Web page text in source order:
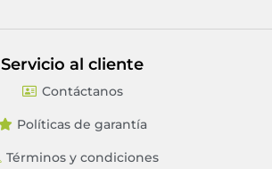
Servicio al cliente
Contáctanos
Políticas de garantía
Términos y condiciones